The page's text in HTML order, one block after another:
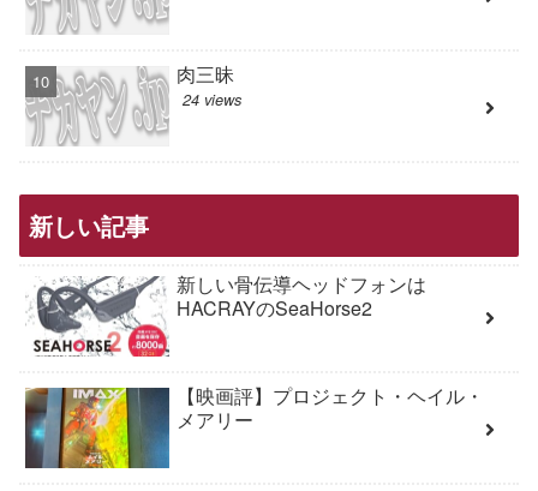
肉三昧
24 views
新しい記事
新しい骨伝導ヘッドフォンは
HACRAYのSeaHorse2
【映画評】プロジェクト・ヘイル・
メアリー